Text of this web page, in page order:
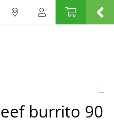
burrito 90